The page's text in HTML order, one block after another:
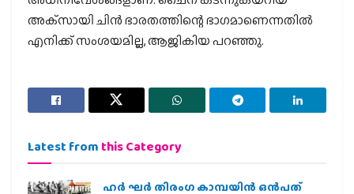
അക്‌സായി ചിന്‍ ഭാരതത്തിന്റെ ഭാഗമാണെന്നതില്‍
എനിക്ക് സംശയമില്ല, ആജികിയ പറഞ്ഞു.
Latest from this Category
ഹര്‍ ഘര്‍ തിരംഗ കാമ്പയിന്‍ ഒന്‍പത്